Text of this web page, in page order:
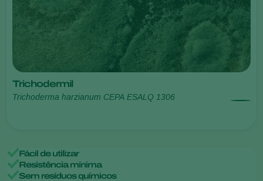
Trichodermil
Trichoderma harzianum CEPA ESALQ 1306
Fácil de utilizar
Resistência mínima
Sem resíduos químicos